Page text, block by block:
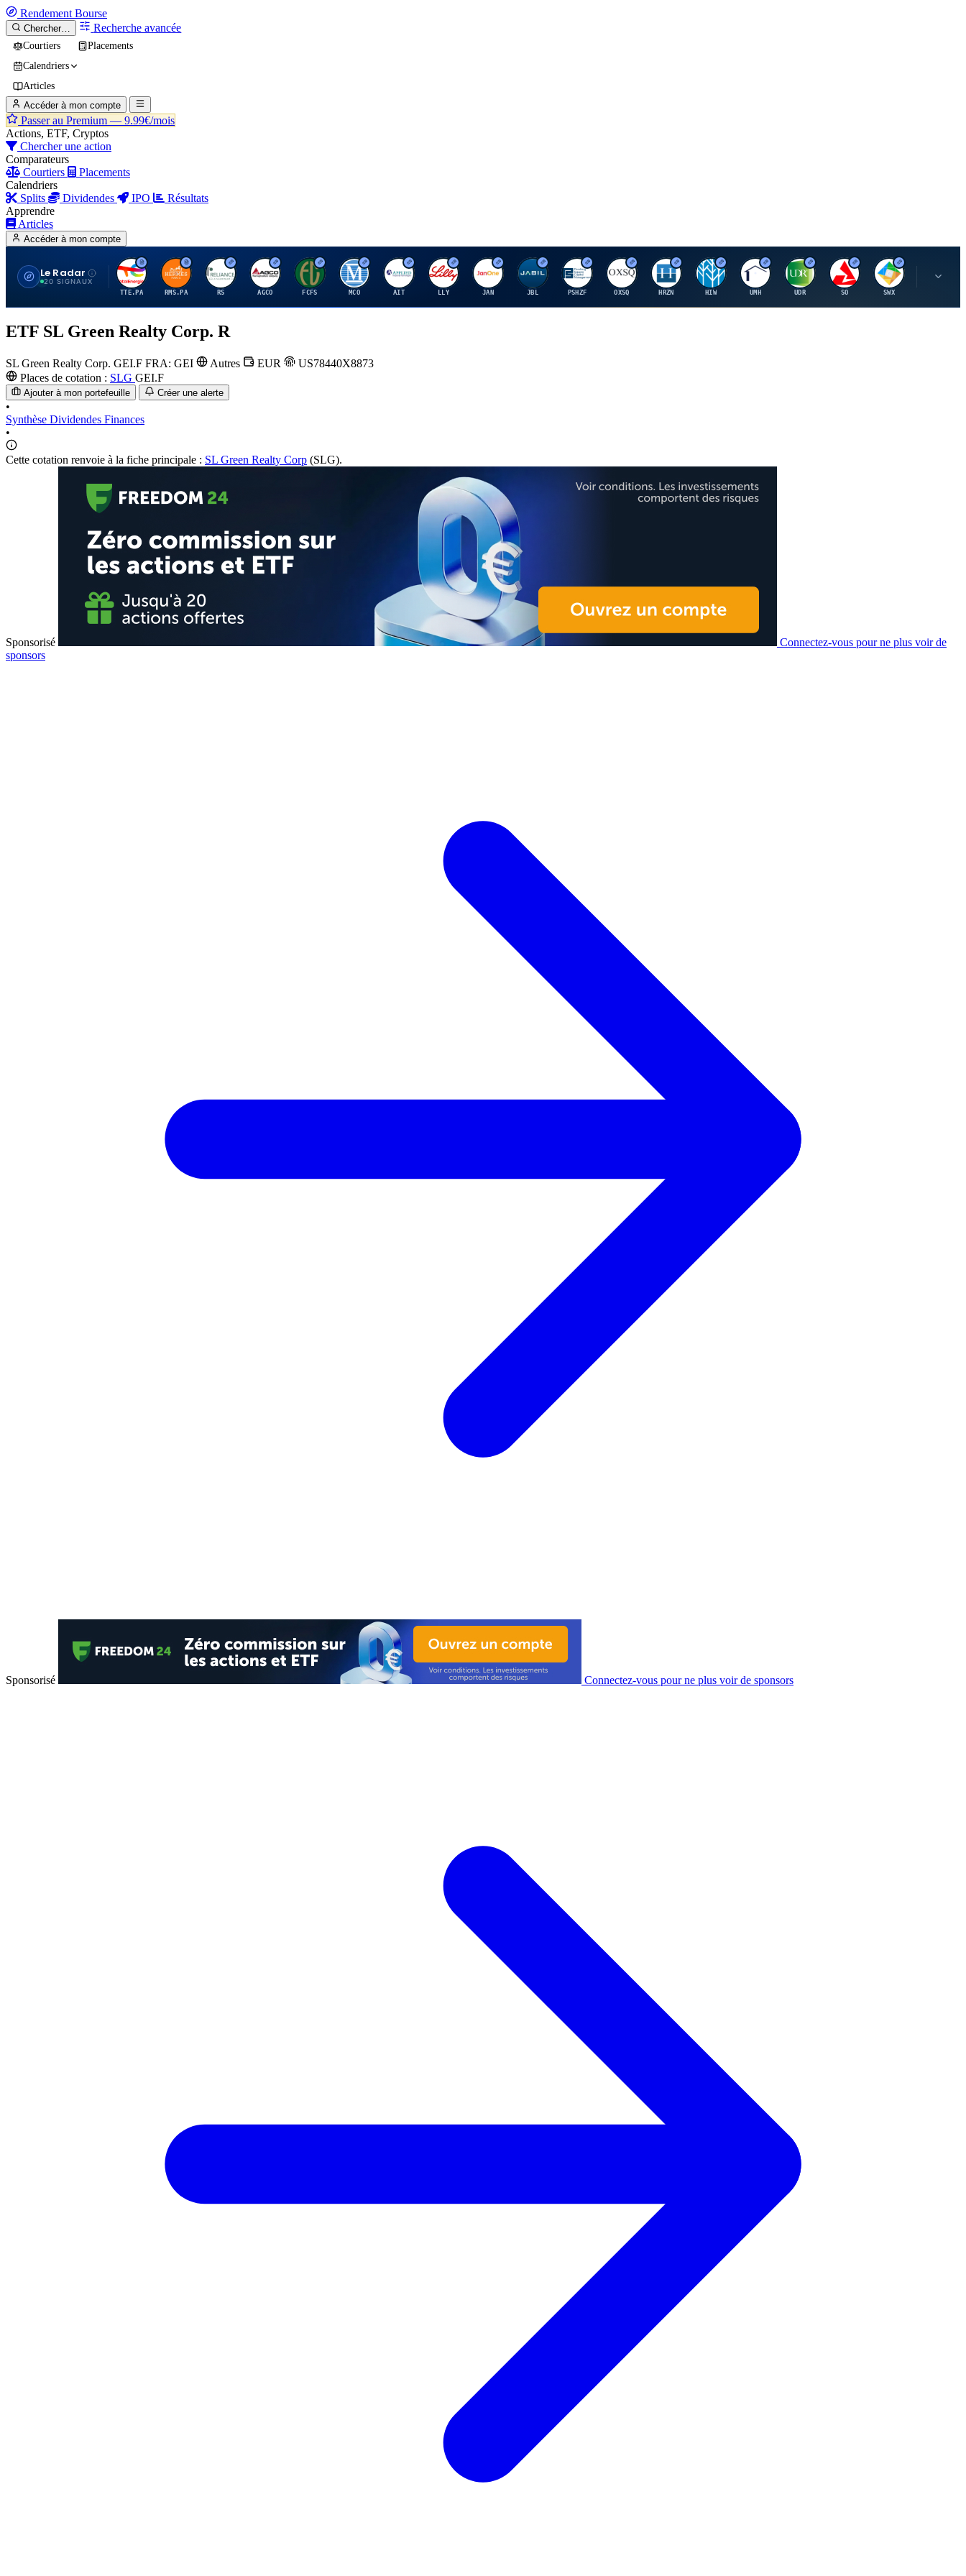
Rendement Bourse
Chercher… Recherche avancée
Courtiers
Placements
Calendriers
Articles
Accéder à mon compte
Passer au Premium — 9.99€/mois
Actions, ETF, Cryptos
Chercher une action
Comparateurs
Courtiers
Placements
Calendriers
Splits
Dividendes IPO
Résultats
Apprendre
Articles
Accéder à mon compte
Le Radar
20 SIGNAUX
T
TTE.PA
H
RMS.PA
R
RS
A
AGCO
F
FCFS
M
MCO
A
AIT
E
LLY
J
JAN
J
JBL
P
PSHZF
O
OXSQ
H
HRZN
H
HIW
U
UMH
U
UDR
S
SO
S
SWX
S
ETF SL Green Realty Corp. R
SL Green Realty Corp. GEI.F FRA: GEI Autres EUR
US78440X8873
Places de cotation : SLG GEI.F
Ajouter à mon portefeuille Créer une alerte
•
Synthèse Dividendes Finances
•
Cette cotation renvoie à la fiche principale : SL Green Realty Corp (SLG).
Sponsorisé
Connectez-vous pour ne plus voir de
sponsors
Sponsorisé Connectez-vous pour ne plus voir de sponsors